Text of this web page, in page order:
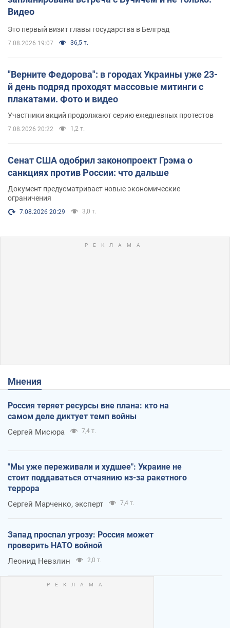
Видео
Это первый визит главы государства в Белград
7.08.2026 19:07 36,5 т.
"Верните Федорова": в городах Украины уже 23-
й день подряд проходят массовые митинги с
плакатами. Фото и видео
Участники акций продолжают серию ежедневных протестов
7.08.2026 20:22 1,2 т.
Сенат США одобрил законопроект Грэма о
санкциях против России: что дальше
Документ предусматривает новые экономические
ограничения
7.08.2026 20:29 3,0 т.
Мнения
Россия теряет ресурсы вне плана: кто на
самом деле диктует темп войны
Сергей Мисюра 7,4 т.
"Мы уже переживали и худшее": Украине не
стоит поддаваться отчаянию из-за ракетного
террора
Сергей Марченко, эксперт 7,4 т.
Запад проспал угрозу: Россия может
проверить НАТО войной
Леонид Невзлин 2,0 т.